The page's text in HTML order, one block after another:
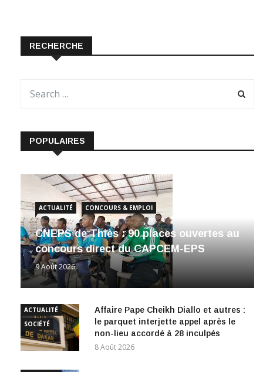
RECHERCHE
POPULAIRES
ACTUALITÉ CONCOURS & EMPLOI
CNEPS de Thiès : 90 places ouvertes au
concours direct du CAPCEM-EPS
9 Août 2026
ACTUALITÉ
SOCIÉTÉ
Affaire Pape Cheikh Diallo et autres :
le parquet interjette appel après le
non-lieu accordé à 28 inculpés
8 Août 2026